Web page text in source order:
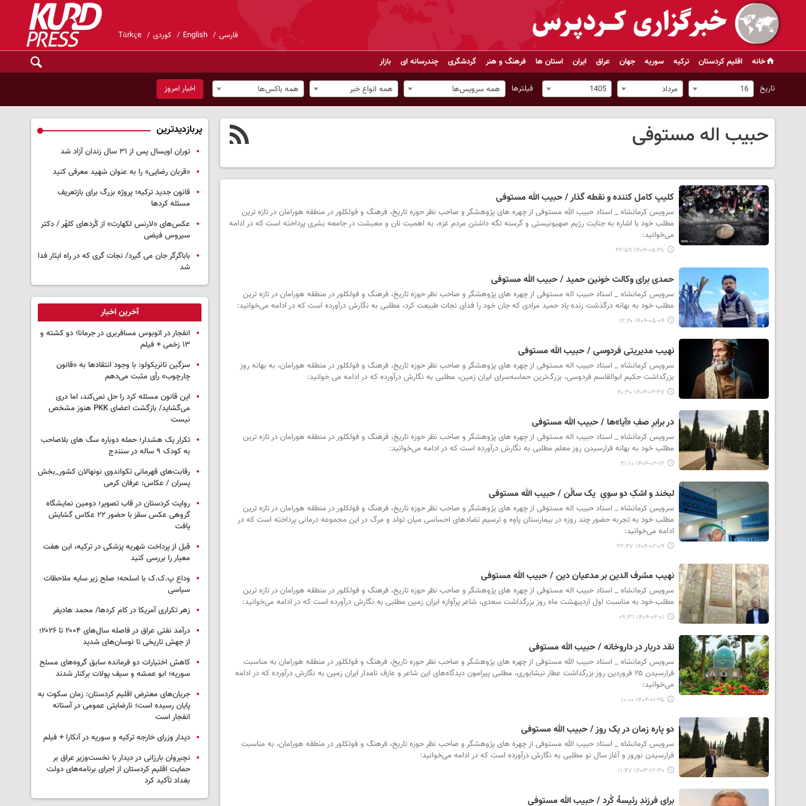
فارسی English کوردی Türkçe
خانه اقلیم کردستان ترکیه سوریه جهان عراق ایران استان ها فرهنگ و هنر گردشگری چندرسانه ای بازار
تاریخ 16 مرداد 1405 فیلترها همه سرویس‌ها همه انواع خبر همه باکس‌ها اخبار امروز
حبیب اله مستوفی
کلیپ کامل کننده و نقطه گذار / حبیب الله مستوفی
سرویس کرمانشاه _ استاد حبیب الله مستوفی از چهره های پژوهشگر و صاحب نظر حوزه تاریخ، فرهنگ و فولکلور در منطقه هورامان در تازه ترین
مطلب خود با اشاره به جنایت رژیم صهیونیستی و گرسنه نگه داشتن مردم غزه، به اهمیت نان و معیشت در جامعه بشری پرداخته است که در ادامه
می‌خوانید:
۱۴۰۴-۰۵-۲۸ ۲۲:۵۹
حمدی برای وکالت خونین حمید / حبیب الله مستوفی
سرویس کرمانشاه _ استاد حبیب اله مستوفی از چهره های پژوهشگر و صاحب نظر حوزه تاریخ، فرهنگ و فولکلور در منطقه هورامان در تازه ترین
مطلب خود به بهانه درگذشت زنده یاد حمید مرادی که جان خود را فدای نجات طبیعت کرد، مطلبی به نگارش درآورده است که در ادامه می‌خوانید:
۱۴۰۴-۰۵-۰۴ ۱۲:۲۰
نهیب مدیریتی فردوسی / حبیب الله مستوفی
سرویس کرمانشاه _ استاد حبیب اله مستوفی از چهره های پژوهشگر و صاحب نظر حوزه تاریخ، فرهنگ و فولکلور در منطقه هورامان، به بهانه روز
بزرگداشت حکیم ابوالقاسم فردوسی، بزرگ‌ترین حماسه‌سرای ایران زمین، مطلبی به نگارش درآورده که در ادامه می خوانید:
۱۴۰۴-۰۲-۲۷ ۲۰:۳۰
در برابرِ صفِ «آیا»ها / حبیب الله مستوفی
سرویس کرمانشاه _ استاد حبیب اله مستوفی از چهره های پژوهشگر و صاحب نظر حوزه تاریخ، فرهنگ و فولکلور در منطقه هورامان در تازه ترین
مطلب خود به بهانه فرارسیدن روز معلم مطلبی به نگارش درآورده است که در ادامه می‌خوانید:
۱۴۰۴-۰۲-۱۲ ۲۱:۱۰
لبخند و اشکِ دو سویِ یک سالُن / حبیب الله مستوفی
سرویس کرمانشاه _ استاد حبیب اله مستوفی از چهره های پژوهشگر و صاحب نظر حوزه تاریخ، فرهنگ و فولکلور در منطقه هورامان در تازه ترین
مطلب خود به تجربه حضور چند روزه در بیمارستان پاوه و ترسیم تضادهای احساسی میان تولد و مرگ در این مجموعه درمانی پرداخته است که در
ادامه می‌خوانید:
۱۴۰۴-۰۲-۰۹ ۲۲:۴۷
نهیب مشرف الدین بر مدعیان دین / حبیب الله مستوفی
سرویس کرمانشاه _ استاد حبیب اله مستوفی از چهره های پژوهشگر و صاحب نظر حوزه تاریخ، فرهنگ و فولکلور در منطقه هورامان در تازه ترین
مطلب خود به مناسبت اول اردیبهشت ماه روز بزرگداشت سعدی، شاعر پرآوازه ایران زمین مطلبی به نگارش درآورده است که در ادامه می‌خوانید:
۱۴۰۴-۰۲-۰۱ ۰۹:۳۱
نقد دربار در داروخانه / حبیب الله مستوفی
سرویس کرمانشاه _ استاد حبیب الله مستوفی از چهره های پژوهشگر و صاحب نظر حوزه تاریخ، فرهنگ و فولکلور در منطقه هورامان به مناسبت
فرارسیدن ۲۵ فروردین روز بزرگداشت عطار نیشابوری، مطلبی پیرامون دیدگاه‌های این شاعر و عارف نامدار ایران زمین به نگارش درآورده که در ادامه
می‌خوانید:
۱۴۰۴-۰۱-۲۵ ۱۰:۰۰
دو پاره زمان در یک روز / حبیب الله مستوفی
سرویس کرمانشاه _ استاد حبیب الله مستوفی از چهره های پژوهشگر و صاحب نظر حوزه تاریخ، فرهنگ و فولکلور در منطقه هورامان، به مناسبت
فرارسیدن نوروز و آغاز سال نو مطلبی به نگارش درآورده است که در ادامه می‌خوانید:
۱۴۰۳-۱۲-۳۰ ۱۱:۴۷
برای فرزندِ رئیسهٔ کُرد / حبیب الله مستوفی
پربازدیدترین
توران اویسال پس از ۳۱ سال زندان آزاد شد
«قربان رضایی» را به عنوان شهید معرفی کنید
قانون جدید ترکیه؛ پروژه بزرگ‌ برای بازتعریف
مسئله کردها
عکس‌های «لارنس لکهارت» از کُردهای کلهُر / دکتر
سیروس فیضی
باباگرگر جان می گیرد/ نجات گری که در راه ایثار فدا
شد
آخرین اخبار
انفجار در اتوبوس مسافربری در جرمانا؛ دو کشته و
۱۳ زخمی + فیلم
سزگین تانریکولو: با وجود انتقادها به «قانون
چارچوب» رأی مثبت می‌دهم
این قانون مسئله کرد را حل نمی‌کند، اما دری
می‌گشاید/ بازگشت اعضای PKK هنوز مشخص
نیست
تکرار یک هشدار؛ حمله دوباره سگ های بلاصاحب
به کودک ۹ ساله در سنندج
رقابت‌های قهرمانی تکواندوی نونهالان کشور_بخش
پسران / عکاس: عرفان کرمی
روایت کردستان در قاب تصویر؛ دومین نمایشگاه
گروهی عکس سقز با حضور ۲۲ عکاس گشایش
یافت
قبل از پرداخت شهریه پزشکی در ترکیه، این هفت
معیار را بررسی کنید
وداع پ.ک.ک با اسلحه؛ صلح زیر سایه ملاحظات
سیاسی
زهر تکراری آمریکا در کام کردها/ محمد هادیفر
درآمد نفتی عراق در فاصله سال‌های ۲۰۰۴ تا ۲۰۲۶؛
از جهش تاریخی تا نوسان‌های شدید
کاهش اختیارات دو فرمانده سابق گروه‌های مسلح
سوریه؛ ابو عمشه و سیف پولات برکنار شدند
جریان‌های معترض اقلیم کردستان: زمان سکوت به
پایان رسیده است؛ نارضایتی عمومی در آستانه
انفجار است
دیدار وزرای خارجه ترکیه و سوریه در آنکارا + فیلم
نچیروان بارزانی در دیدار با نخست‌وزیر عراق بر
حمایت اقلیم کردستان از اجرای برنامه‌های دولت
بغداد تأکید کرد